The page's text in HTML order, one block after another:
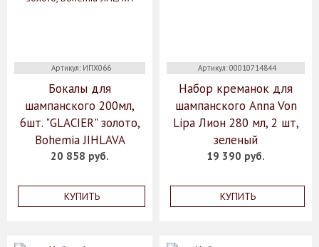
Артикул: ИПХ066
Бокалы для
шампанского 200мл,
6шт. "GLACIER" золото,
Bohemia JIHLAVA
20 858 руб.
КУПИТЬ
Артикул: 00010714844
Набор креманок для
шампанского Anna Von
Lipa Лион 280 мл, 2 шт,
зеленый
19 390 руб.
КУПИТЬ